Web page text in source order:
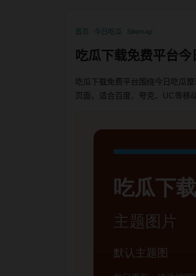
首页 今日吃瓜 Sitemap
吃瓜下载免费平台
吃瓜下载免费平台围绕今日吃瓜
页面，适合百度、夸克、UC等移